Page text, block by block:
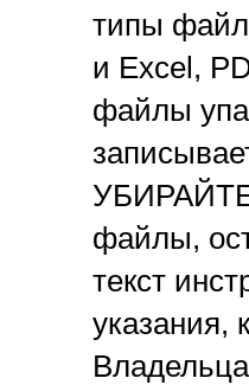
типы
и Excel,
файлы
файлы,
текст
указания,